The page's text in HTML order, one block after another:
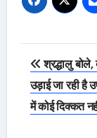
Post
श्रद्धालु
उड़ाई जा रही है
में कोई दिक्कत